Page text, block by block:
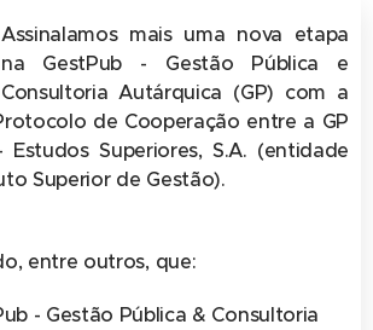
Assinalamos mais uma nova etapa
na GestPub - Gestão Pública e
Consultoria Autárquica (GP) com a
de Cooperação entre a GP
Estudos Superiores, S.A. (entidade
Superior de Gestão).
entre outros, que:
- Gestão Pública & Consultoria